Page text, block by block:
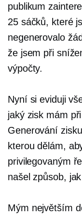
publikum
25 sáčků, které
negenerovalo
že jsem při
výpočty.
Nyní si eviduji
jaký zisk mám
Generování
kterou dělám,
privilegovaným
našel způsob,
Mým největším